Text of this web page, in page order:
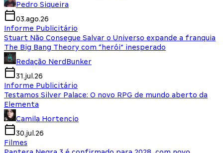
Pedro Siqueira
03.ago.26
Informe Publicitário
Stuart Não Consegue Salvar o Universo expande a franquia
The Big Bang Theory com “herói” inesperado
Redação NerdBunker
31.jul.26
Informe Publicitário
Testamos Silver Palace: O novo RPG de mundo aberto da
Elementa
Camila Hortencio
30.jul.26
Filmes